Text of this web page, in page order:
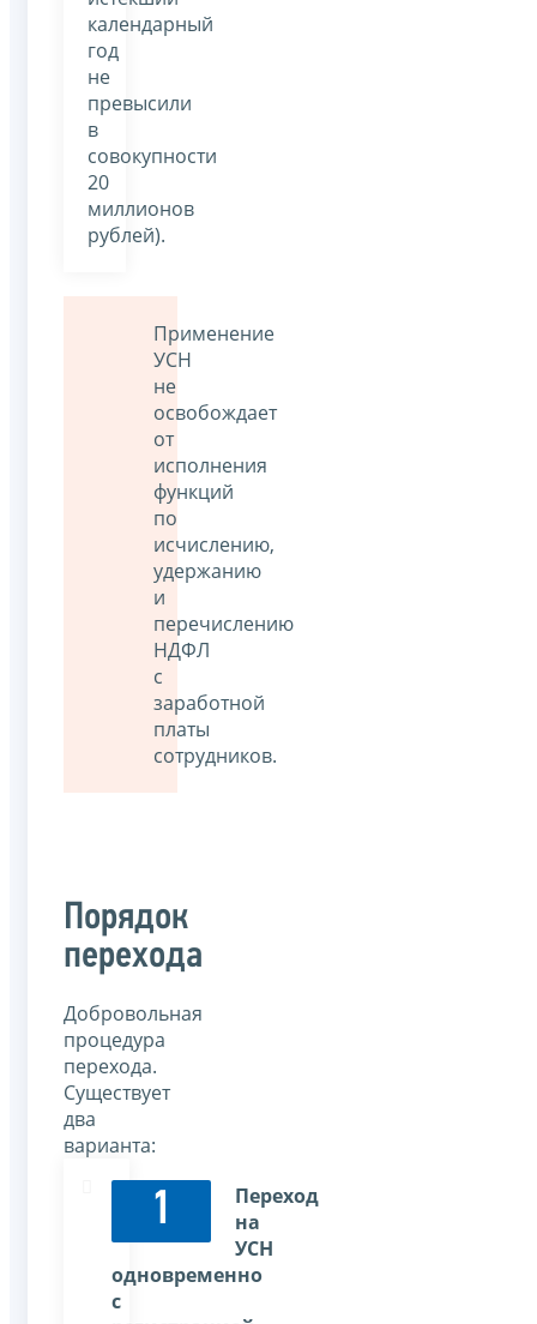
календарный
год
не
превысили
в
совокупности
20
миллионов
рублей).
Применение
УСН
не
освобождает
от
исполнения
функций
по
исчислению,
удержанию
и
перечислению
НДФЛ
с
заработной
платы
сотрудников.
Порядок
перехода
Добровольная
процедура
перехода.
Существует
два
варианта:
1
Переход
на
УСН
одновременно
с